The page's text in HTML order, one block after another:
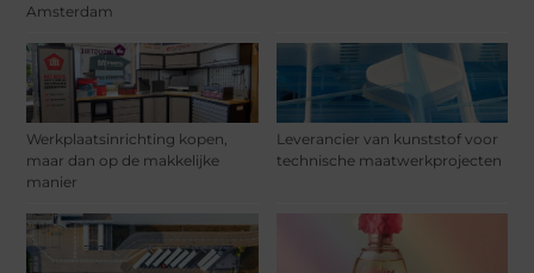
Amsterdam
Werkplaatsinrichting kopen,
maar dan op de makkelijke
manier
Leverancier van kunststof voor
technische maatwerkprojecten